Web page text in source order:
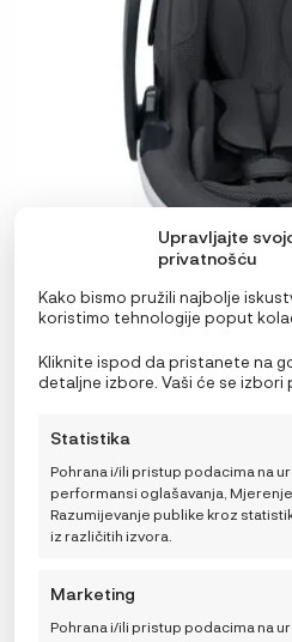
Upravljajte
privatnošću
Kako bismo pružili najbolje
koristimo tehnologije poput
omogućit će nama i našim
podataka kao što su ponašanje
jedinstveni ID-ovi na ovoj stranici
privole može negativno utjecati
Kliknite ispod da pristanete na
detaljne izbore. Vaši će se izbori
prekidača na Politici kolačića ili
upravljanje privolom na dnu
Statistika
Pohrana i/ili pristup podacima na
performansi oglašavanja,
Razumijevanje publike kroz
iz različitih izvora.
Marketing
Pohrana i/ili pristup podacima na
cm)
179,00€–
199,00